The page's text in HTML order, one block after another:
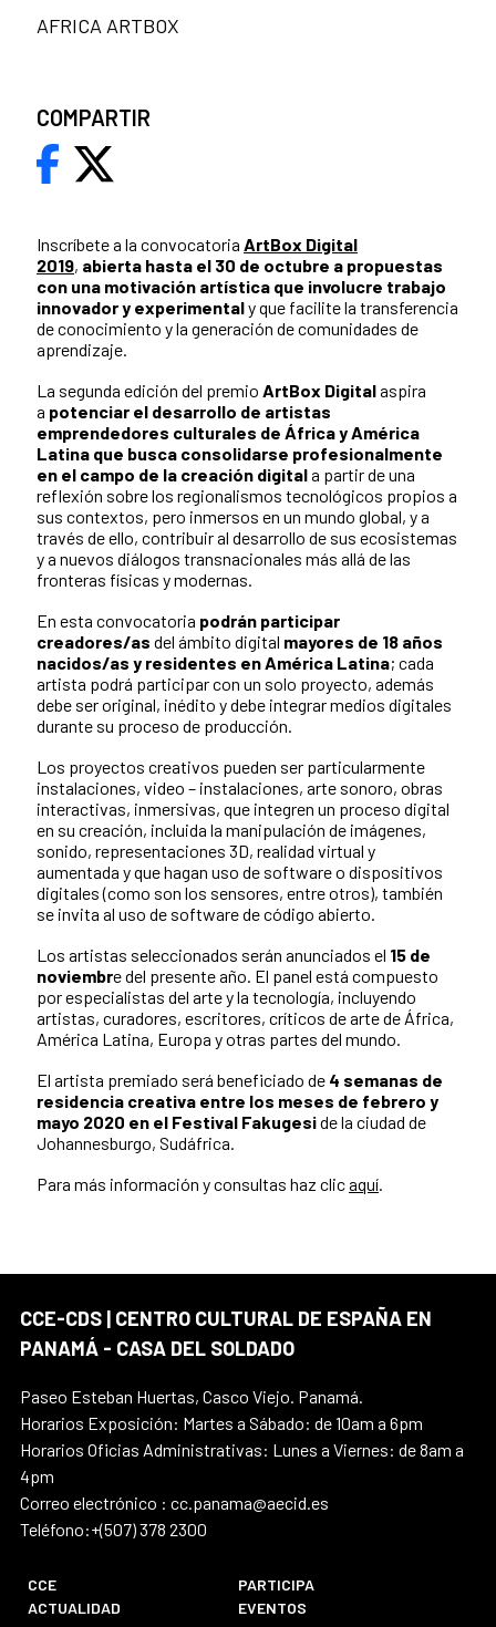
Inscríbete a la convocatoria ArtBox Digital
2019, abierta hasta el 30 de octubre a propuestas
con una motivación artística que involucre trabajo
innovador y experimentaly que facilite la transferencia
de conocimiento y la generación de comunidades de
aprendizaje.
La segunda edición del premio ArtBox Digitalaspira
a potenciar el desarrollo de artistas
emprendedores culturales de África y América
Latina que busca consolidarse profesionalmente
en el campo de la creación digitala partir de una
reflexión sobre los regionalismos tecnológicos propios a
sus contextos, pero inmersos en un mundo global, y a
través de ello, contribuir al desarrollo de sus ecosistemas
y a nuevos diálogos transnacionales más allá de las
fronteras físicas y modernas.
En esta convocatoria podrán participar
creadores/as del ámbito digital mayores de 18 años
nacidos/as y residentes en América Latina; cada
artista podrá participar con un solo proyecto, además
debe ser original, inédito y debe integrar medios digitales
durante su proceso de producción.
Los proyectos creativos pueden ser particularmente
instalaciones, video – instalaciones, arte sonoro, obras
interactivas, inmersivas, que integren un proceso digital
en su creación, incluida la manipulación de imágenes,
sonido, representaciones 3D, realidad virtual y
aumentada y que hagan uso de software o dispositivos
digitales (como son los sensores, entre otros), también
se invita al uso de software de código abierto.
Los artistas seleccionados serán anunciados el 15 de
noviembre del presente año. El panel está compuesto
por especialistas del arte y la tecnología, incluyendo
artistas, curadores, escritores, críticos de arte de África,
América Latina, Europa y otras partes del mundo.
El artista premiado será beneficiado de 4 semanas de
residencia creativa entre los meses de febrero y
mayo 2020 en el Festival Fakugeside la ciudad de
Johannesburgo, Sudáfrica.
Para más información y consultas haz clicaquí.
AFRICA ARTBOX
COMPARTIR
CCE-CDS | CENTRO CULTURAL DE ESPAÑA EN
PANAMÁ - CASA DEL SOLDADO
Paseo Esteban Huertas, Casco Viejo. Panamá.
Horarios Exposición: Martes a Sábado: de 10am a 6pm
Horarios Oficias Administrativas: Lunes a Viernes: de 8am a
4pm
Correo electrónico : cc.panama@aecid.es
Teléfono:+(507) 378 2300
CCE
PARTICIPA
ACTUALIDAD
EVENTOS